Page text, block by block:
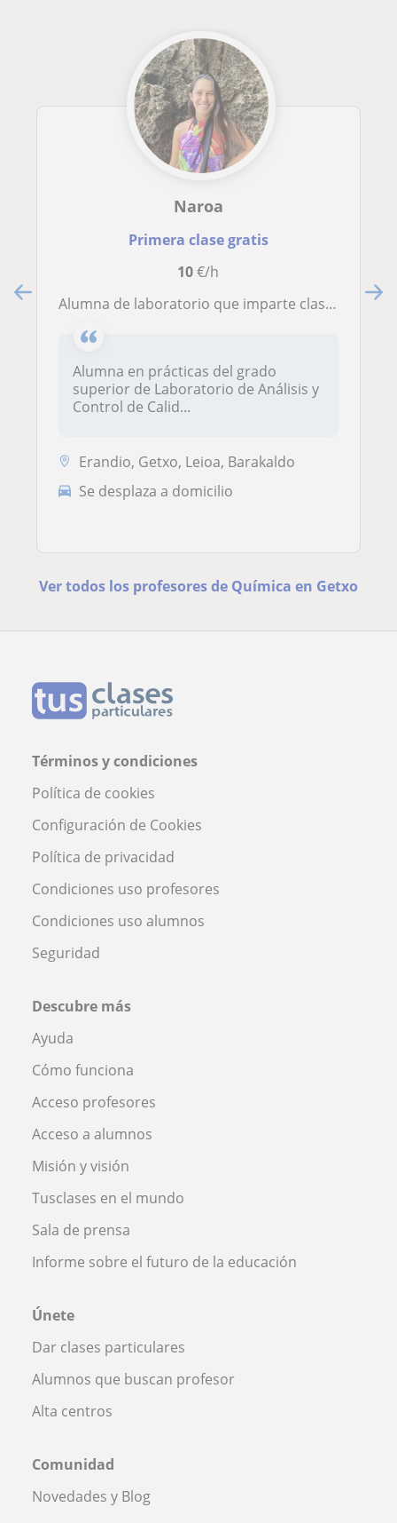
Naroa
Primera clase gratis
10€/h
Alumna de laboratorio que imparte clases a niños de hasta 15-16 años
Alumna en prácticas del grado
superior de Laboratorio de Análisis y
Control de Calid...
Erandio, Getxo, Leioa, Barakaldo
Se desplaza a domicilio
Ver todos los profesores de Química en Getxo
Términos y condiciones
Política de cookies
Configuración de Cookies
Política de privacidad
Condiciones uso profesores
Condiciones uso alumnos
Seguridad
Descubre más
Ayuda
Cómo funciona
Acceso profesores
Acceso a alumnos
Misión y visión
Tusclases en el mundo
Sala de prensa
Informe sobre el futuro de la educación
Únete
Dar clases particulares
Alumnos que buscan profesor
Alta centros
Comunidad
Novedades y Blog